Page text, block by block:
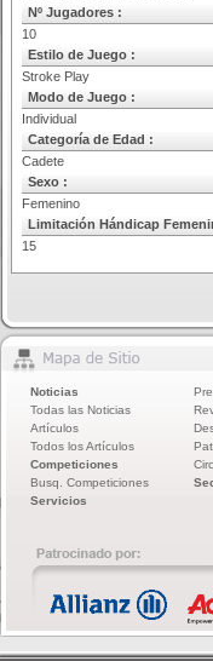
Nº Jugadores :
10
Estilo de Juego :
Stroke Play
Modo de Juego :
Individual
Categoría de Edad :
Cadete
Sexo :
Femenino
Limitación Hándicap
15
Noticias
Todas las Noticias
Artículos
Todos los Artículos
Competiciones
Busq. Competiciones
Servicios